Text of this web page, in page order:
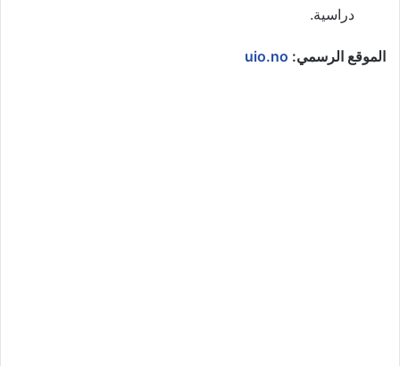
دراسية.
الموقع الرسمي: uio.no